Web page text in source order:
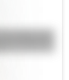
de agosto: tres